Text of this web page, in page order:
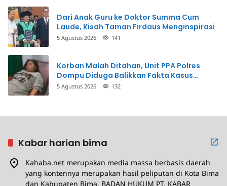
Dari Anak Guru ke Doktor Summa Cum
Laude, Kisah Taman Firdaus Menginspirasi
5 Agustus 2026 141
Korban Malah Ditahan, Unit PPA Polres
Dompu Diduga Balikkan Fakta Kasus
Penganiayaan
5 Agustus 2026 132
Kabar harian bima
Kahaba.net merupakan media massa berbasis daerah
yang kontennya merupakan hasil peliputan di Kota Bima
dan Kabupaten Bima. BADAN HUKUM PT. KABAR